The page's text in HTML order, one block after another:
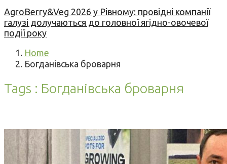
AgroBerry&Veg 2026 у Рівному: провідні компанії
галузі долучаються до головної ягідно-овочевої
події року
Home
Богданівська броварня
Tags : Богданівська броварня